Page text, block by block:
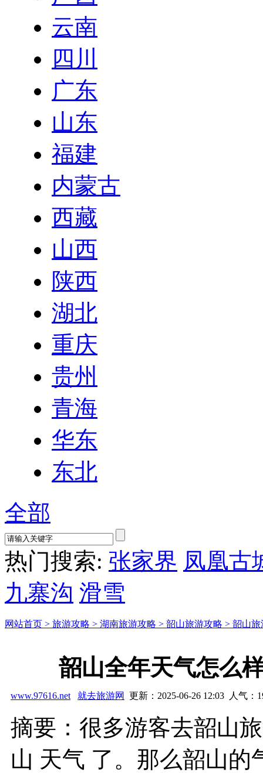
云南
四川
广东
山东
福建
内蒙古
西藏
山西
陕西
湖北
重庆
贵州
青海
华东
东北
全部
热门搜索: 张家界 凤凰古
九寨沟 滑雪
网站首页 > 旅游攻略 > 湖南旅游攻略 > 韶山旅游攻略 > 韶山旅
韶山全年天气怎么
www.97616.net 就去旅游网 更新：2025-06-26 12:03 人气：
摘要：很多游客去韶山
山 天气 了。那么韶山